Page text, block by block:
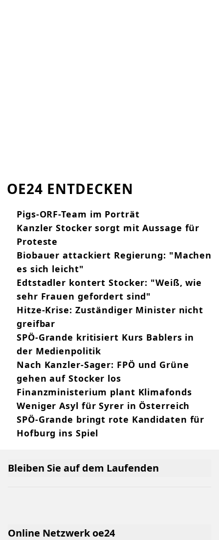
OE24 ENTDECKEN
Pigs-ORF-Team im Porträt
Kanzler Stocker sorgt mit Aussage für
Proteste
Biobauer attackiert Regierung: "Machen
es sich leicht"
Edtstadler kontert Stocker: "Weiß, wie
sehr Frauen gefordert sind"
Hitze-Krise: Zuständiger Minister nicht
greifbar
SPÖ-Grande kritisiert Kurs Bablers in
der Medienpolitik
Nach Kanzler-Sager: FPÖ und Grüne
gehen auf Stocker los
Finanzministerium plant Klimafonds
Weniger Asyl für Syrer in Österreich
SPÖ-Grande bringt rote Kandidaten für
Hofburg ins Spiel
Online Netzwerk oe24
Bleiben Sie auf dem Laufenden